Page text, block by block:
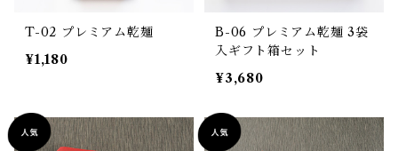
T-02 プレミアム乾麺
¥1,180
B-06 プレミアム乾麺 3袋
入ギフト箱セット
¥3,680